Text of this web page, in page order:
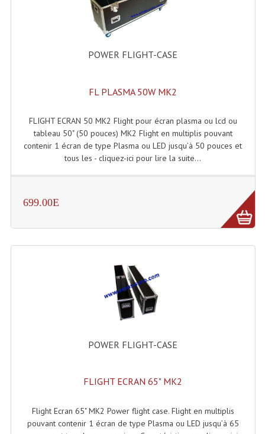
Enceintes Passives Sono
Retours De Scène
Caisson De Basse Amplifié
Enceintes (Ecoutes De Studio)
Enceintes Autonomes Portables Amplifiées
Filtres Actifs, Correcteurs
Haut Parleurs Sono
Filtres Passifs
Haut-Parleurs Amplis Guitare
Moteurs Pavillons Pour Enceinte
Platines Disque Vinyles
POWER FLIGHT-CASE
FL PLASMA 50W MK2
FLIGHT ECRAN 50 MK2 Flight pour écran plasma ou lcd ou
tableau 50" (50 pouces) MK2 Flight en multiplis pouvant
contenir 1 écran de type Plasma ou LED jusqu’à 50 pouces et
tous les - cliquez-ici pour lire la suite...
699.00E
POWER FLIGHT-CASE
FLIGHT ECRAN 65" MK2
Flight Ecran 65" MK2 Power flight case. Flight en multiplis
pouvant contenir 1 écran de type Plasma ou LED jusqu’à 65